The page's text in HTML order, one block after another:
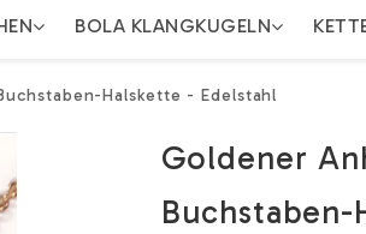
BOLA KLANGKUGELN
Halskette - Edelstahl
Goldener